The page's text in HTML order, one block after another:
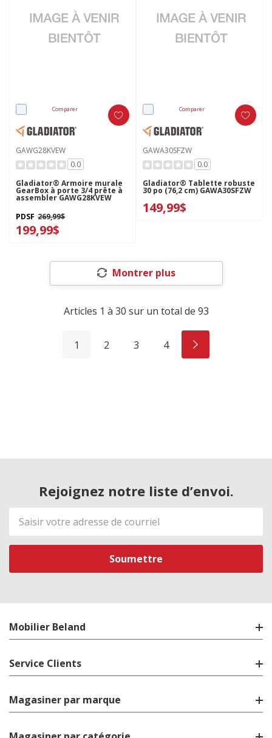
Comparer
GAWG28KVEW
0.0
Gladiator® Armoire murale
GearBox à porte 3/4 prête à
assembler GAWG28KVEW
PDSF 269,99$
199,99$
Comparer
GAWA30SFZW
0.0
Gladiator® Tablette robuste
30 po (76,2 cm) GAWA30SFZW
149,99$
Montrer plus
Articles 1 à 30 sur un total de 93
1 2 3 4
Rejoignez notre liste d’envoi.
Adresse
de
courriel
Mobilier Beland
Service Clients
Magasiner par marque